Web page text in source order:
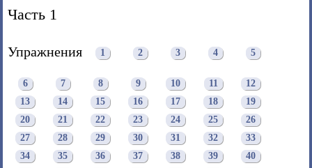
Часть 1
Упражнения 1 2 3 4 5
6 7 8 9 10 11
12
13
14 15 16 17 18
19
20
21 22 23 24 25
26
27
28 29 30 31 32
33
34
35 36 37 38 39
40